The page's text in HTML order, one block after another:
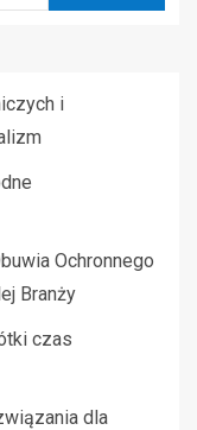
i
Ochronnego
Branży
czas
dla